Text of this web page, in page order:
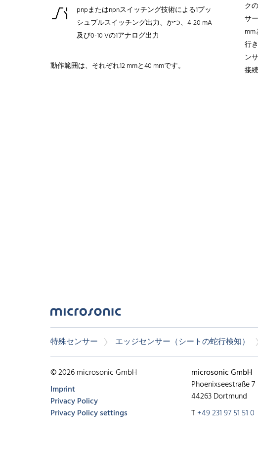
pnpまたはnpnスイッチング技術による1プッ
シュプルスイッチング出力、かつ、4-20 mA
及び0-10 Vの1アナログ出力
動作範囲は、それぞれ12 mmと40 mmです。
ク
サ
行
ン
接
特殊センサー エッジセンサー（シートの蛇行検知）
© 2026 microsonic GmbH
Imprint
Privacy Policy
Privacy Policy settings
microsonic GmbH
Phoenixseestraße 7
44263 Dortmund
T+49 231 97 51 51 0